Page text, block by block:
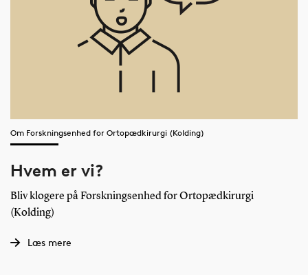
Om Forskningsenhed for Ortopædkirurgi (Kolding)
Hvem er vi?
Bliv klogere på Forskningsenhed for Ortopædkirurgi
(Kolding)
Læs mere